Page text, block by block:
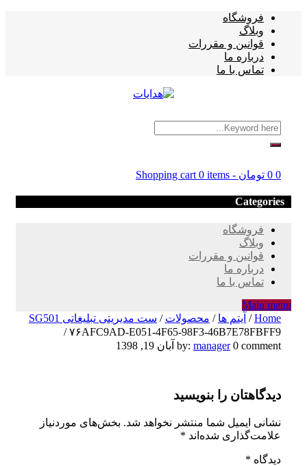
فروشگاه
وبلاگ
قوانین و مقررات
درباره ما
تماس با ما
Shopping cart 0 items - 0 تومان 0
Categories
فروشگاه
وبلاگ
قوانین و مقررات
درباره ما
تماس با ما
Main menu
Home
/ آیتم ها / محصولات / ست مدیریتی تبلیغاتی SG501
/ ۷۶AFC9AD-E051-4F65-98F3-46B7E78FBFF9
۷۶AFC9AD-
4F65-
98F3-
46B7E78FBFF9
by:manager 0 comment آبان 19, 1398
دیدگاهتان را بنویسید
نشانی ایمیل شما منتشر نخواهد شد. بخش‌های موردنیاز
علامت‌گذاری شده‌اند*
دیدگاه*